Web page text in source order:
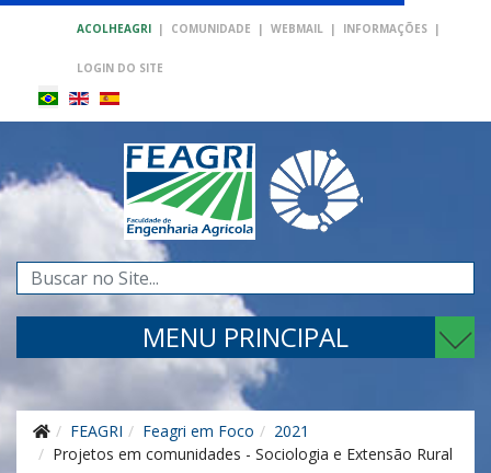
ACOLHEAGRI | COMUNIDADE | WEBMAIL | INFORMAÇÕES |
LOGIN DO SITE
Pesquisar...
MENU PRINCIPAL
FEAGRI Feagri em Foco
2021
Projetos em comunidades - Sociologia e Extensão Rural